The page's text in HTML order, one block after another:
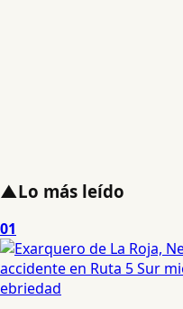
▲Lo más leído
01